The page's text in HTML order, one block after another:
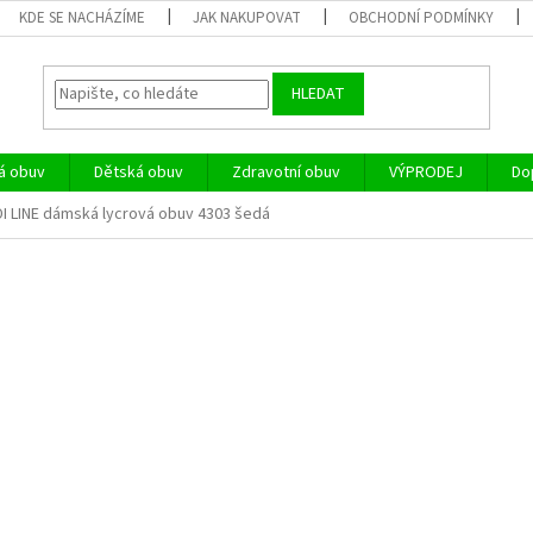
KDE SE NACHÁZÍME JAK NAKUPOVAT OBCHODNÍ PODMÍNKY
HLEDAT
obuv Dětská obuv Zdravotní obuv VÝPRODEJ
LINE dámská lycrová obuv 4303 šedá